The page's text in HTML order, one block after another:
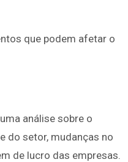
que podem afetar o
análise sobre o
do setor, mudanças no
de lucro das empresas.